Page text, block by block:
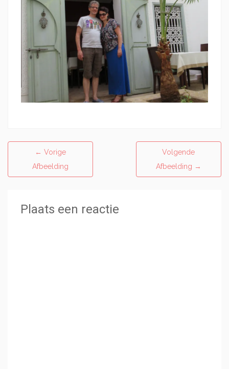
← Vorige
Afbeelding
Volgende
Afbeelding →
Plaats een reactie